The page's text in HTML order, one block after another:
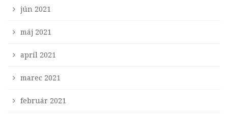
jún 2021
máj 2021
apríl 2021
marec 2021
február 2021